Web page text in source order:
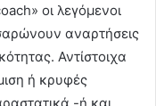
οι λεγόμενοι
αναρτήσεις
Αντίστοιχα
ή κρυφές